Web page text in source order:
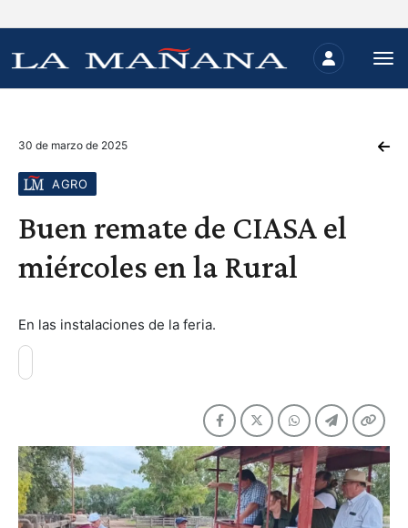
30 de marzo de 2025
AGRO
Buen remate de CIASA el
miércoles en la Rural
En las instalaciones de la feria.